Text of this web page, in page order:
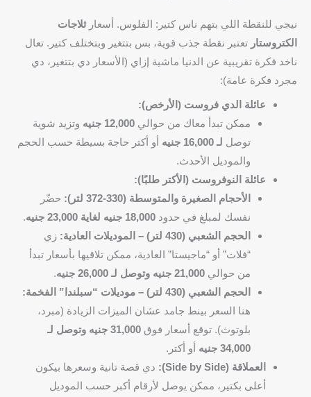
نيجي للنقطة اللي بتهم ناس كتير: الفلوس. أسعارثلاجات
الكتروستار تعتبر نقطة جذب قوية، بس بتتغير وبتختلف كتير. تعال
ناخد فكرة تقريبية عن الدنيا ماشية إزاي (الأسعار دي بتتغير، دي
مجرد فكرة عامة):
عائلة الدي فروست (الأرخص):
ممكن تبدأ معاك من حوالي12,000 جنيه
وتزيد شوية
توصل لـ 16,000 جنيه
أو أكتر حاجة بسيطة حسب الحجم
والموديل الأحدث.
عائلة النوفروست (الأكتر طلبًا):
الأحجام الصغيرة والمتوسطة (330-372 لتر):
حضّر
نفسك لمبلغ في حدود18,000 جنيه لغاية 23,000 جنيه
.
الحجم الشعبي (430 لتر) – الموديلات العادية:
زي
“فلات” أو “ماجيستا” العادية، ممكن تلاقيها بأسعار تبدأ
من حوالي21,000 جنيه وتوصل لـ 26,000 جنيه
.
الحجم الشعبي (430 لتر) – موديلات “سبلندا” الفخمة:
هنا السعر بينط جامد عشان الميزات الزيادة (مبرد،
بلوتوث). توقع أسعار فوق
31,000 جنيه وتوصل لـ
34,000 جنيه
أو أكتر.
العملاقة (Side by Side):
دي قصة تانية وسعرها بيكون
أعلى بكتير، ممكن يوصل لأرقام أكبر حسب الموديل